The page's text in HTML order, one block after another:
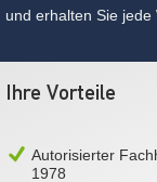
und erhalten Sie
Ihre Vorteile
Autorisierter
1978